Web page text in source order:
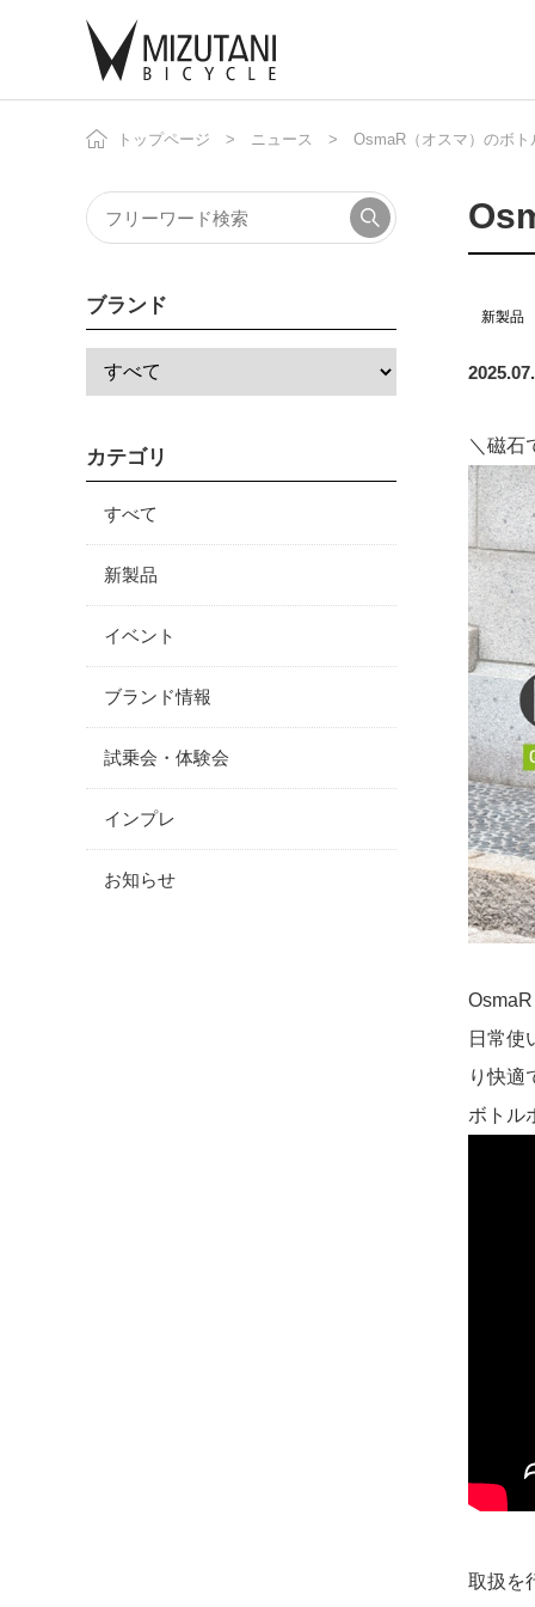
自
トップページ ニュース OsmaR（オスマ）のボ
新製品
＼磁石
日常使
り快適
ボトル
取扱を
ブランド
カテゴリ
すべて
新製品
イベント
ブランド情報
試乗会・体験会
インプレ
お知らせ